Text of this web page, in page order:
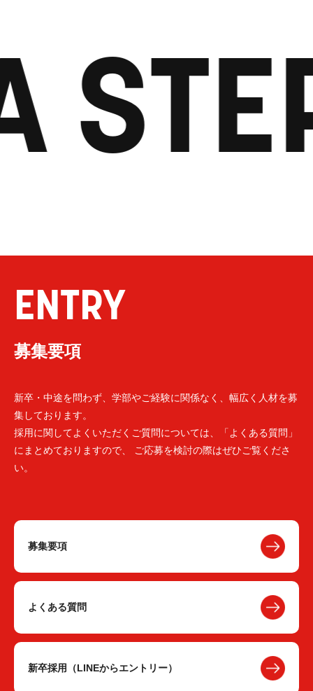
ENTRY
募集要項
新卒・中途を問わず、学部やご経験に関係なく、幅広く人材を募
集しております。
採用に関してよくいただくご質問については、「よくある質問」
にまとめておりますので、 ご応募を検討の際はぜひご覧くださ
い。
募集要項
よくある質問
新卒採用（LINEからエントリー）